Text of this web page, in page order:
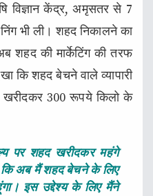
विज्ञान केंद्र, अमृसतर से 7
भी ली। शहद निकालने का
शहद की मार्केटिंग की तरफ
कि शहद बेचने वाले व्यापारी
300 रूपये किलो के
पर शहद खरीदकर महंगे
अब मैं शहद बेचने के लिए
इस उद्देश्य के लिए मैंने